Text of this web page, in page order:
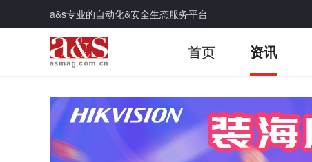
a&s专业的自动化&安全生态服务平台
首页 资讯